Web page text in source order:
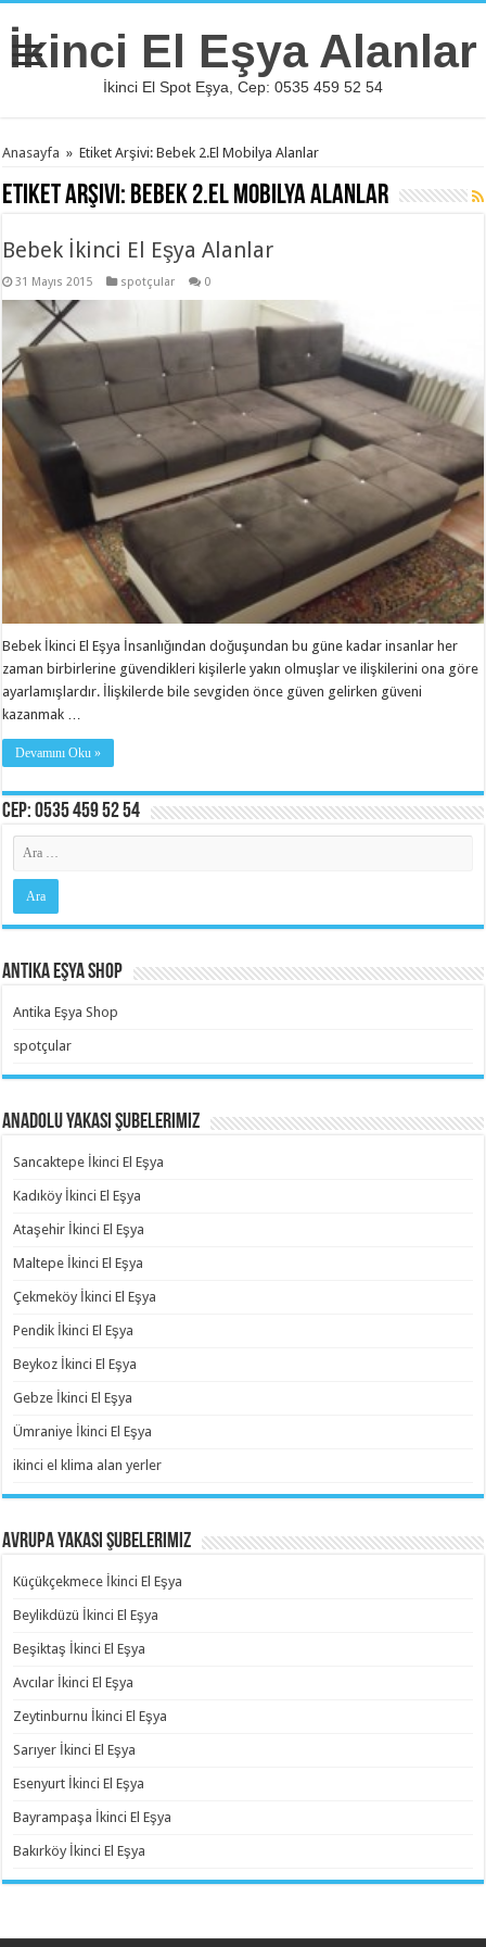
İkinci El Eşya Alanlar
İkinci El Spot Eşya, Cep: 0535 459 52 54
Anasayfa » Etiket Arşivi: Bebek 2.El Mobilya Alanlar
Etiket Arşivi: Bebek 2.El Mobilya Alanlar
Bebek İkinci El Eşya Alanlar
31 Mayıs 2015 spotçular 0
Bebek İkinci El Eşya İnsanlığından doğuşundan bu güne kadar insanlar her
zaman birbirlerine güvendikleri kişilerle yakın olmuşlar ve ilişkilerini ona göre
ayarlamışlardır. İlişkilerde bile sevgiden önce güven gelirken güveni
kazanmak …
Devamını Oku »
Cep: 0535 459 52 54
Antika Eşya Shop
Antika Eşya Shop
spotçular
Anadolu Yakası Şubelerimiz
Sancaktepe İkinci El Eşya
Kadıköy İkinci El Eşya
Ataşehir İkinci El Eşya
Maltepe İkinci El Eşya
Çekmeköy İkinci El Eşya
Pendik İkinci El Eşya
Beykoz İkinci El Eşya
Gebze İkinci El Eşya
Ümraniye İkinci El Eşya
ikinci el klima alan yerler
Avrupa Yakası Şubelerimiz
Küçükçekmece İkinci El Eşya
Beylikdüzü İkinci El Eşya
Beşiktaş İkinci El Eşya
Avcılar İkinci El Eşya
Zeytinburnu İkinci El Eşya
Sarıyer İkinci El Eşya
Esenyurt İkinci El Eşya
Bayrampaşa İkinci El Eşya
Bakırköy İkinci El Eşya